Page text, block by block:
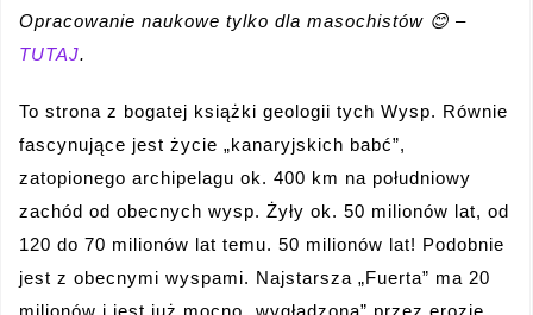
Opracowanie naukowe tylko dla masochistów 😊 –
TUTAJ.
To strona z bogatej książki geologii tych Wysp. Równie
fascynujące jest życie „kanaryjskich babć”,
zatopionego archipelagu ok. 400 km na południowy
zachód od obecnych wysp. Żyły ok. 50 milionów lat, od
120 do 70 milionów lat temu. 50 milionów lat! Podobnie
jest z obecnymi wyspami. Najstarsza „Fuerta” ma 20
milionów i jest już mocno „wygładzona” przez erozję,